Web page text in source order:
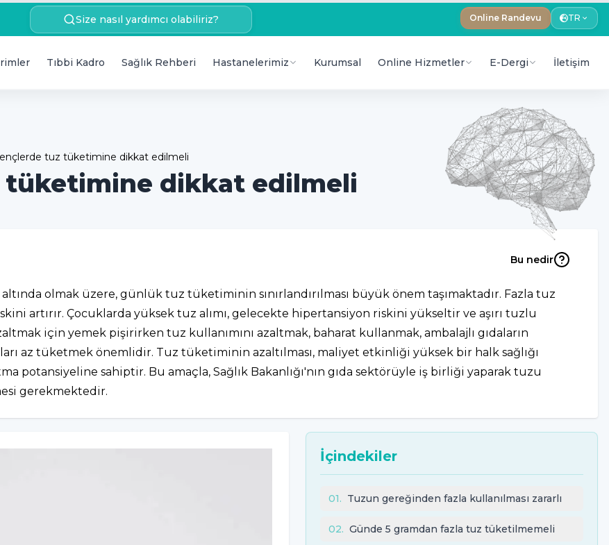
Size nasıl yardımcı olabiliriz? Online Randevu TR
Tıbbi Kadro Sağlık Rehberi Hastanelerimiz Kurumsal Online Hizmetler E-Dergi İletişim
tuz tüketimine dikkat edilmeli
tüketimine dikkat edilmeli
Bu nedir
olmak üzere, günlük tuz tüketiminin sınırlandırılması büyük önem taşımaktadır. Fazla tuz
artırır. Çocuklarda yüksek tuz alımı, gelecekte hipertansiyon riskini yükseltir ve aşırı tuzlu
için yemek pişirirken tuz kullanımını azaltmak, baharat kullanmak, ambalajlı gıdaların
az tüketmek önemlidir. Tuz tüketiminin azaltılması, maliyet etkinliği yüksek bir halk sağlığı
potansiyeline sahiptir. Bu amaçla, Sağlık Bakanlığı'nın gıda sektörüyle iş birliği yaparak tuzu
gerekmektedir.
İçindekiler
01. Tuzun gereğinden fazla kullanılması zararlı
02. Günde 5 gramdan fazla tuz tüketilmemeli